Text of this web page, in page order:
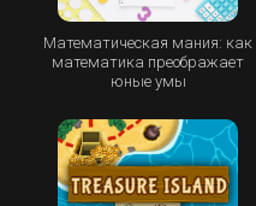
Математическая мания: как
математика преображает
юные умы